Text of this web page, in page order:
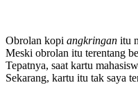
Obrolan kopi angkringan itu
Meski obrolan itu terentang
Tepatnya, saat kartu
Sekarang, kartu itu tak saya